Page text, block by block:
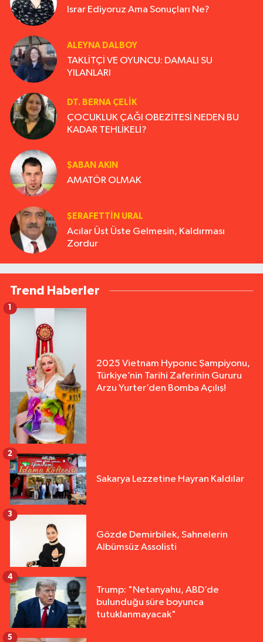
Israr Ediyoruz Ama Sonuçları Ne?
ALEYNA DALBOY
TAKLİTÇİ VE OYUNCU: DAMALI SU
YILANLARI
DT. BERNA ÇELIK
ÇOCUKLUK ÇAĞI OBEZİTESİ NEDEN BU
KADAR TEHLİKELİ?
ŞABAN AKIN
AMATÖR OLMAK
ŞERAFETTIN URAL
Acılar Üst Üste Gelmesin, Kaldırması
Zordur
Trend Haberler
2025 Vietnam Hyponıc Şampiyonu,
Türkiye’nin Tarihi Zaferinin Gururu
Arzu Yurter’den Bomba Açılış!
1
Sakarya Lezzetine Hayran Kaldılar
2
Gözde Demirbilek, Sahnelerin
Albümsüz Assolisti
3
Trump: "Netanyahu, ABD’de
bulunduğu süre boyunca
tutuklanmayacak"
4
5